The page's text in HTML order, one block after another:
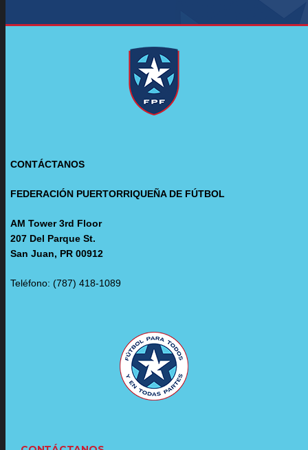
CONTÁCTANOS
FEDERACIÓN PUERTORRIQUEÑA DE FÚTBOL
AM Tower 3rd Floor
207 Del Parque St.
San Juan, PR 00912
Teléfono: (787) 418-1089